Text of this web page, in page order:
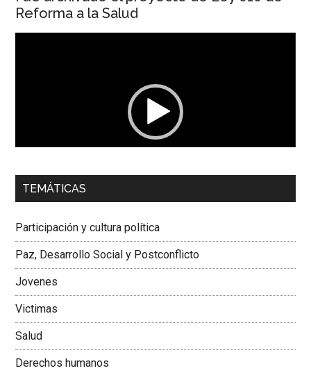
Reforma a la Salud
00:00 01:04
Dra. Carolina Corcho Mejía,Presidenta Corporación
Colombiana
TEMÁTICAS
Participación y cultura política
Paz, Desarrollo Social y Postconflicto
Jovenes
Victimas
Salud
Derechos humanos